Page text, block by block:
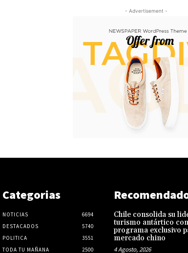
- Advertisement -
Categorias
NOTICIAS
6694
DESTACADOS
5740
POLITICA
3551
TODA TU MAÑANA
2500
Chile consolida su
turismo antártico
programa exclusivo
mercado chino
4 Agosto, 2026